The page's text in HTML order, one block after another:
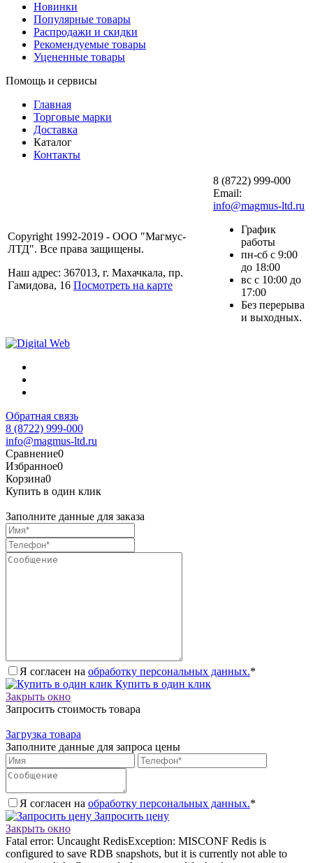
Новинки
Популярные товары
Распродажи и скидки
Рекомендуемые товары
Уцененные товары
Помощь и сервисы
Главная
Торговые марки
Доставка
Каталог
Контакты
Copyright 1992-2019 - ООО "Магмус-
ЛТД". Все права защищены.
Наш адрес: 367013, г. Махачкала, пр.
Гамидова, 16 Посмотреть на карте
8 (8722) 999-000
Email:
info@magmus-ltd.ru
График
работы
пн-сб с 9:00
до 18:00
вс с 10:00 до
17:00
Без перерыва
и выходных.
Обратная связь
8 (8722) 999-000
info@magmus-ltd.ru
Сравнение0
Избранное0
Корзина0
Купить в один клик
Заполните данные для заказа
Я согласен на обработку персональных данных.*
Купить в один клик
Закрыть окно
Запросить стоимость товара
Загрузка товара
Заполните данные для запроса цены
Я согласен на обработку персональных данных.*
Запросить цену
Закрыть окно
Fatal error: Uncaught RedisException: MISCONF Redis is
configured to save RDB snapshots, but it is currently not able to